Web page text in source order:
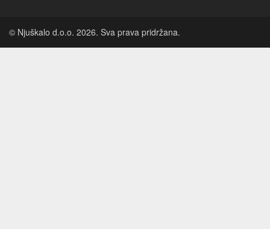
© Njuškalo d.o.o. 2026. Sva prava pridržana.